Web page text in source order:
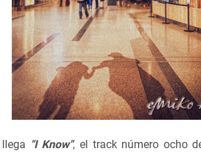
"I Know", el track número ocho